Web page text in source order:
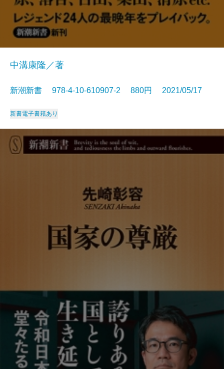
中溝康隆／著
新潮新書 978-4-10-610907-2 880円 2021/05/17
新書電子書籍あり